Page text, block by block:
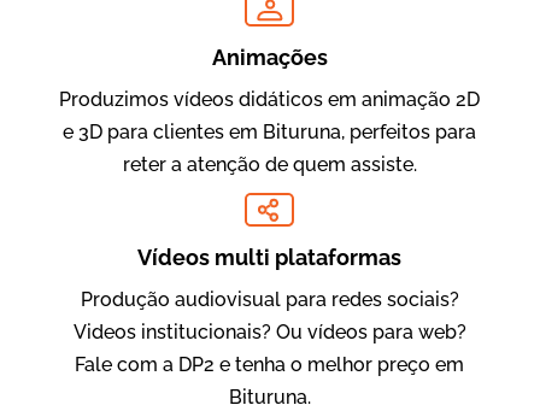
Vídeo Institucional
Amigo Edu
Animações
Produzimos vídeos didáticos em animação 2D
e 3D para clientes em Bituruna, perfeitos para
reter a atenção de quem assiste.
Vídeos multi plataformas
Produção audiovisual para redes sociais?
Videos institucionais? Ou vídeos para web?
Fale com a DP2 e tenha o melhor preço em
Bituruna.